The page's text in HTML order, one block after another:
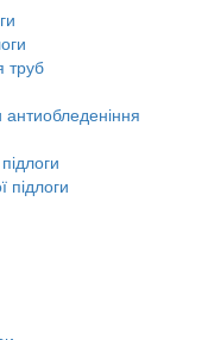
труб
антиобледеніння
підлоги